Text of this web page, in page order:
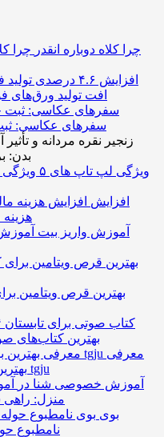
چرا کلاه دوباره انقدر
افت تولید
سفرهای عکاسی:
زنجیر نقره مردانه و
بدن:
۵ ویژگی لپ تاپ های
افزایش
هزینه
آموزش واریز بیت
بهترین قرص ویتامین
بهترین کتاب‌های
معرفی
بهترین بونوس‌های فارکس در سایت tgju
آموزش خصوصی شنا در
منزل: راهی
بوی
نامطبوع